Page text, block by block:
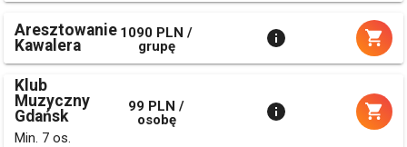
Aresztowanie
Kawalera
1090 PLN /
grupę
Klub
Muzyczny
Gdańsk
Min. 7 os.
99 PLN /
osobę